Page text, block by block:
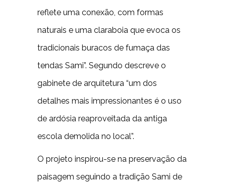
reflete uma conexão, com formas
naturais e uma claraboia que evoca os
tradicionais buracos de fumaça das
tendas Sami”. Segundo descreve o
gabinete de arquitetura “um dos
detalhes mais impressionantes é o uso
de ardósia reaproveitada da antiga
escola demolida no local”.
O projeto inspirou-se na preservação da
paisagem seguindo a tradição Sami de